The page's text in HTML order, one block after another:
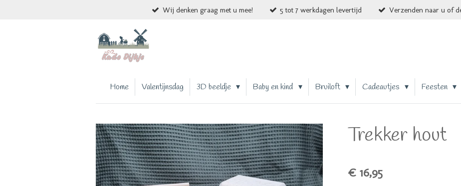
Wij denken graag met u mee! 5 tot 7 werkdagen levertijd Verzenden naar u of
Home Valentijnsdag 3D beeldje Baby en kind Bruiloft Cadeautjes Feesten
Trekker hout
€ 16,95